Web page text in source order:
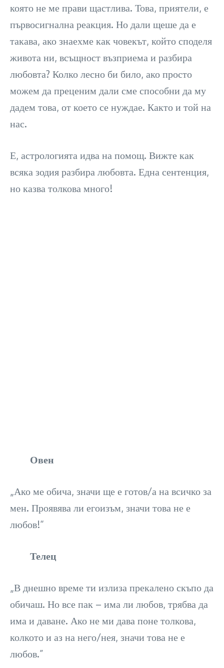
която не ме прави щастлива. Това, приятели, е
първосигнална реакция. Но дали щеше да е
такава, ако знаехме как човекът, който споделя
живота ни, всъщност възприема и разбира
любовта? Колко лесно би било, ако просто
можем да преценим дали сме способни да му
дадем това, от което се нуждае. Както и той на
нас.
Е, астрологията идва на помощ. Вижте как
всяка зодия разбира любовта. Една сентенция,
но казва толкова много!
Овен
„Ако ме обича, значи ще е готов/а на всичко за
мен. Проявява ли егоизъм, значи това не е
любов!“
Телец
„В днешно време ти излиза прекалено скъпо да
обичаш. Но все пак – има ли любов, трябва да
има и даване. Ако не ми дава поне толкова,
колкото и аз на него/нея, значи това не е
любов.”